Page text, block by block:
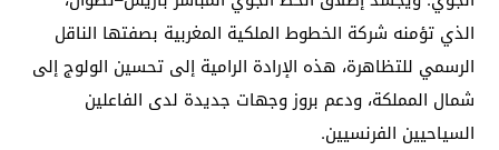
الذي تؤمنه شركة الخطوط الملكية المغربية بصفتها الناقل
الرسمي للتظاهرة، هذه الإرادة الرامية إلى تحسين الولوج إلى
شمال المملكة، ودعم بروز وجهات جديدة لدى الفاعلين
السياحيين الفرنسيين.